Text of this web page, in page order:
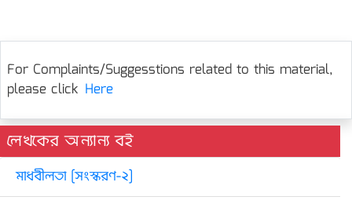
For Complaints/Suggesstions related to this material,
please click Here
লেখকের অন্যান্য বই
মাধবীলতা [সংস্করণ-২]